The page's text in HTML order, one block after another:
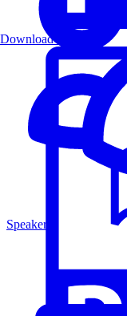
Speakers
Download PDF